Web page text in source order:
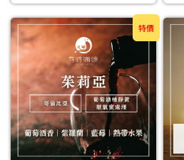
選
擇
選
特價
原
始
價
格：
NT$1,000。
目
前
格：
NT$950。
此
產
有
多
種
款
式。